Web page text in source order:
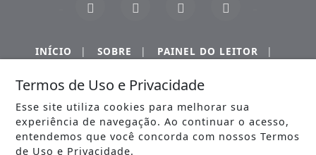
INÍCIO | SOBRE | PAINEL DO LEITOR |
TERMOS DE USO E PRIVACIDADE |
MEGAZINE - TODOS OS DIREITOS RESERVADOS.
Termos de Uso e Privacidade
Esse site utiliza cookies para melhorar sua
experiência de navegação. Ao continuar o acesso,
entendemos que você concorda com nossos Termos
de Uso e Privacidade.